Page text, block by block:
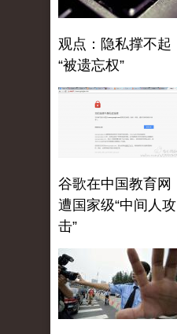
观点：隐私撑不起
“被遗忘权”
谷歌在中国教育网
遭国家级“中间人攻
击”